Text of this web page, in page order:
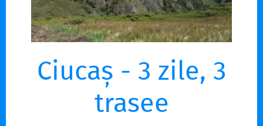
Ciucaș - 3 zile, 3
trasee